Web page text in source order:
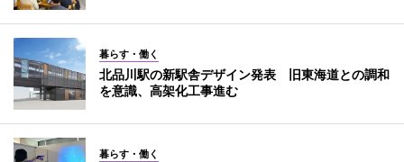
暮らす・働く
北品川駅の新駅舎デザイン発表 旧東海道との調和
を意識、高架化工事進む
暮らす・働く